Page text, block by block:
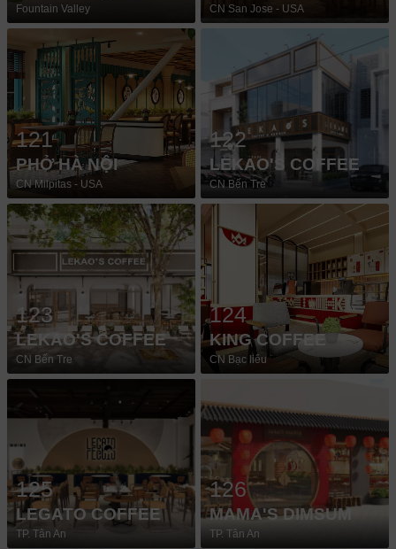
Fountain Valley CN San Jose - USA
121
PHỞ HÀ NỘI
CN Milpitas - USA
122
LEKAO'S COFFEE
CN Bến Tre
123
LEKAO'S COFFEE
CN Bến Tre
124
KING COFFEE
CN Bạc liêu
125
LEGATO COFFEE
TP. Tân An
126
MAMA'S DIMSUM
TP. Tân An